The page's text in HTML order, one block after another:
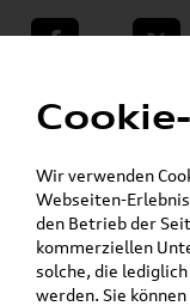
teilen Twitter
Skoda Shop -
» SKODA
» Octavia »
Original Skoda
/
Wir verwenden
Webseiten-
den Betrieb der
kommerziellen
solche, die
werden. Sie